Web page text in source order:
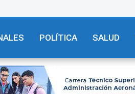
POLÍTICA SALUD